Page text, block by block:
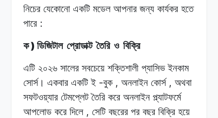
নিচের যেকোনো একটি মডেল আপনার জন্য কার্যকর হতে
পারে :
ক) ডিজিটাল প্রোডাক্ট তৈরি ও বিক্রি
এটি ২০২৬ সালের সবচেয়ে শক্তিশালী প্যাসিভ ইনকাম
সোর্স। একবার একটি ই-বুক, অনলাইন কোর্স, অথবা
সফটওয়্যার টেমপ্লেট তৈরি করে অনলাইন প্ল্যাটফর্মে
আপলোড করে দিলে, সেটি বছরের পর বছর বিক্রি হয়ে